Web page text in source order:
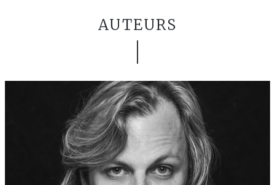
AUTEURS